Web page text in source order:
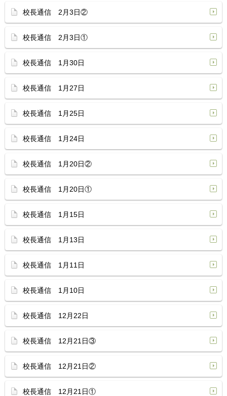
校長通信 2月3日②
校長通信 2月3日①
校長通信 1月30日
校長通信 1月27日
校長通信 1月25日
校長通信 1月24日
校長通信 1月20日②
校長通信 1月20日①
校長通信 1月15日
校長通信 1月13日
校長通信 1月11日
校長通信 1月10日
校長通信 12月22日
校長通信 12月21日③
校長通信 12月21日②
校長通信 12月21日①